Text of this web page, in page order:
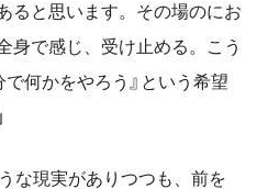
ると思います。その場のにお
身で感じ、受け止める。こう
で何かをやろう』という希望
な現実がありつつも、前を